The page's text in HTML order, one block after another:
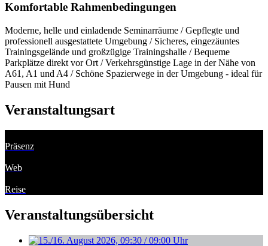
Komfortable Rahmenbedingungen
Moderne, helle und einladende Seminarräume / Gepflegte und
professionell ausgestattete Umgebung / Sicheres, eingezäuntes
Trainingsgelände und großzügige Trainingshalle / Bequeme
Parkplätze direkt vor Ort / Verkehrsgünstige Lage in der Nähe von
A61, A1 und A4 / Schöne Spazierwege in der Umgebung - ideal für
Pausen mit Hund
Veranstaltungsart
Präsenz
Web
Reise
Veranstaltungsübersicht